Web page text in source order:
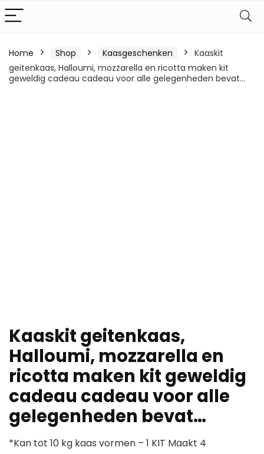
Home Shop Kaasgeschenken
Kaaskit
geitenkaas, Halloumi, mozzarella en ricotta maken kit
geweldig cadeau cadeau voor alle gelegenheden bevat…
Kaaskit geitenkaas,
Halloumi, mozzarella en
ricotta maken kit geweldig
cadeau cadeau voor alle
gelegenheden bevat…
*Kan tot 10 kg kaas vormen – 1 KIT Maakt 4